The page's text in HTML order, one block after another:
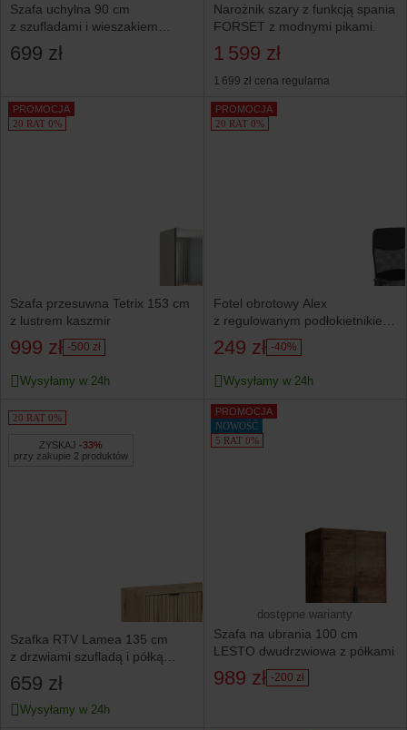
Szafa uchylna 90 cm
z szufladami i wieszakiem
MONTEGO biała
699 zł
Narożnik szary z funkcją spania
FORSET z modnymi pikami.
1 599 zł
1 699 zł cena regularna
PROMOCJA
20 RAT 0%
Szafa przesuwna Tetrix 153 cm
z lustrem kaszmir
999 zł -500 zł
Wysyłamy w 24h
PROMOCJA
20 RAT 0%
Fotel obrotowy Alex
z regulowanym podłokietnikiem
czarny
249 zł -40%
Wysyłamy w 24h
20 RAT 0%
ZYSKAJ -33%
przy zakupie 2 produktów
Szafka RTV Lamea 135 cm
z drzwiami szufladą i półką
dąb artisan
659 zł
Wysyłamy w 24h
PROMOCJA
NOWOŚĆ
5 RAT 0%
dostępne warianty
Szafa na ubrania 100 cm
LESTO dwudrzwiowa z półkami
989 zł -200 zł